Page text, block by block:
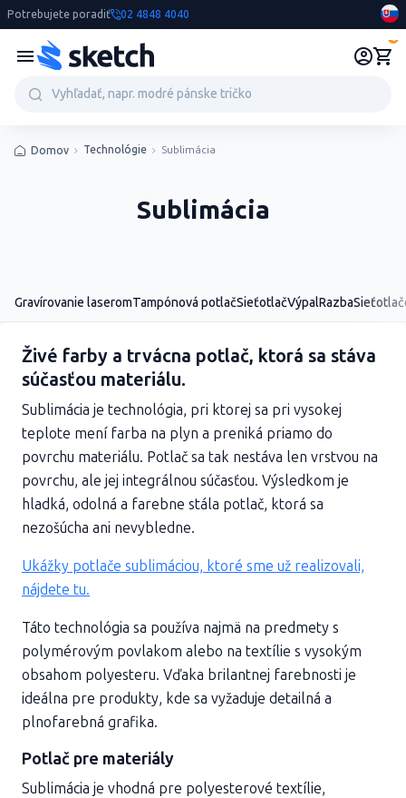
Potrebujete poradiť 02 4848 4040
Domov Technológie Sublimácia
Sublimácia
Gravírovanie laseromTampónová potlačSieťotlačVýpalRazba
Živé farby a trvácna potlač, ktorá sa stáva
súčasťou materiálu.
Sublimácia je technológia, pri ktorej sa pri vysokej
teplote mení farba na plyn a preniká priamo do
povrchu materiálu. Potlač sa tak nestáva len vrstvou na
povrchu, ale jej integrálnou súčasťou. Výsledkom je
hladká, odolná a farebne stála potlač, ktorá sa
nezošúcha ani nevybledne.
Ukážky potlače sublimáciou, ktoré sme už realizovali,
nájdete tu.
Táto technológia sa používa najmä na predmety s
polymérovým povlakom alebo na textílie s vysokým
obsahom polyesteru. Vďaka brilantnej farebnosti je
ideálna pre produkty, kde sa vyžaduje detailná a
plnofarebná grafika.
Potlač pre materiály
Sublimácia je vhodná pre polyesterové textílie,